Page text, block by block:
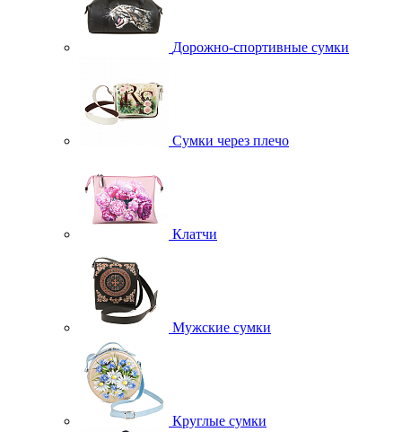
Дорожно-спортивные сумки
Сумки через плечо
Клатчи
Мужские сумки
Круглые сумки